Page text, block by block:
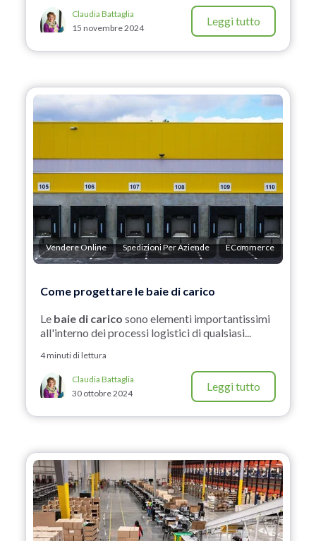
Claudia Battaglia
15 novembre 2024
Leggi tutto
Vendere Online Spedizioni Per Aziende ECommerce
Come progettare le baie di carico
Le baie di carico sono elementi importantissimi
all'interno dei processi logistici di qualsiasi...
4 minuti di lettura
Claudia Battaglia
30 ottobre 2024
Leggi tutto